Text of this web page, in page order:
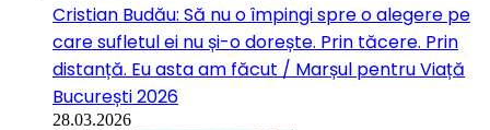
Cristian Budău: Să nu o împingi spre o alegere pe
care sufletul ei nu și-o dorește. Prin tăcere. Prin
distanță. Eu asta am făcut / Marșul pentru Viață
București 2026
28.03.2026